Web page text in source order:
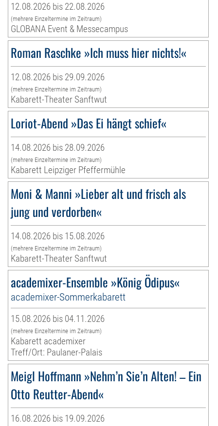
12.08.2026 bis 22.08.2026
(mehrere Einzeltermine im Zeitraum)
GLOBANA Event & Messecampus
Roman Raschke »Ich muss hier nichts!«
12.08.2026 bis 29.09.2026
(mehrere Einzeltermine im Zeitraum)
Kabarett-Theater Sanftwut
Loriot-Abend »Das Ei hängt schief«
14.08.2026 bis 28.09.2026
(mehrere Einzeltermine im Zeitraum)
Kabarett Leipziger Pfeffermühle
Moni & Manni »Lieber alt und frisch als
jung und verdorben«
14.08.2026 bis 15.08.2026
(mehrere Einzeltermine im Zeitraum)
Kabarett-Theater Sanftwut
academixer-Ensemble »König Ödipus«
academixer-Sommerkabarett
15.08.2026 bis 04.11.2026
(mehrere Einzeltermine im Zeitraum)
Kabarett academixer
Treff/Ort: Paulaner-Palais
Meigl Hoffmann »Nehm’n Sie’n Alten! – Ein
Otto Reutter-Abend«
16.08.2026 bis 19.09.2026